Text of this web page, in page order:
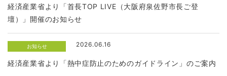
経済産業省より「首長TOP LIVE（大阪府泉佐野市長ご登
壇）」開催のお知らせ
お知らせ 2026.06.16
経済産業省より「熱中症防止のためのガイドライン」のご案内